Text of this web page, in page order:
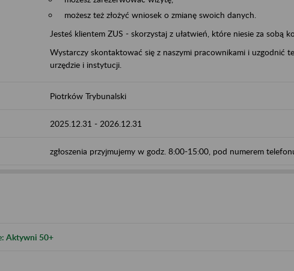
możesz też złożyć wniosek o zmianę swoich danych.
Jesteś klientem ZUS - skorzystaj z ułatwień, które niesie za sobą
Wystarczy skontaktować się z naszymi pracownikami i uzgodnić
urzędzie i instytucji.
Piotrków Trybunalski
2025.12.31 - 2026.12.31
zgłoszenia przyjmujemy w godz. 8:00-15:00, pod numerem
Aktywni 50+